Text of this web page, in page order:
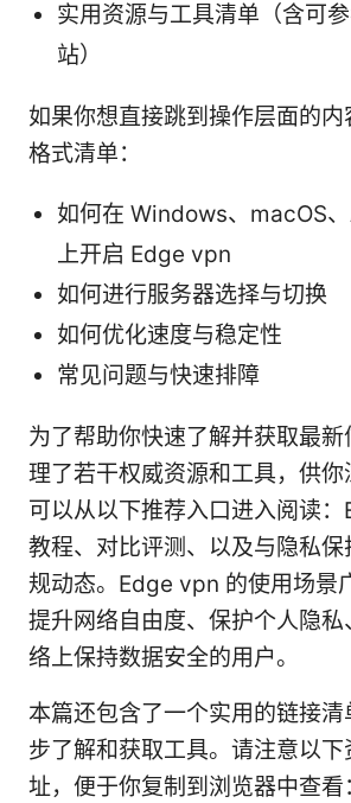
实用资源与工具清单（含可
站）
如果你想直接跳到操作层面的内
格式清单：
如何在 Windows、macOS
上开启 Edge vpn
如何进行服务器选择与切换
如何优化速度与稳定性
常见问题与快速排障
为了帮助你快速了解并获取最
理了若干权威资源和工具，供
可以从以下推荐入口进入阅读
教程、对比评测、以及与隐私
规动态。Edge vpn 的使用场景
提升网络自由度、保护个人隐私
络上保持数据安全的用户。
本篇还包含了一个实用的链接
步了解和获取工具。请注意以
址，便于你复制到浏览器中查看